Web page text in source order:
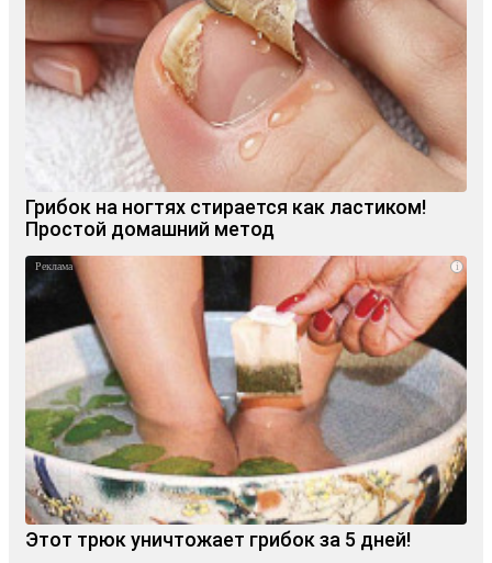
Грибок на ногтях стирается как ластиком!
Простой домашний метод
i
Этот трюк уничтожает грибок за 5 дней!